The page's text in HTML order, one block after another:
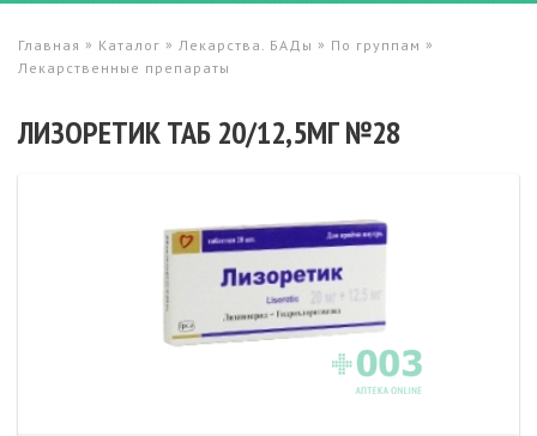
Главная » Каталог » Лекарства. БАДы » По группам »
Лекарственные препараты
ЛИЗОРЕТИК ТАБ 20/12,5МГ №28